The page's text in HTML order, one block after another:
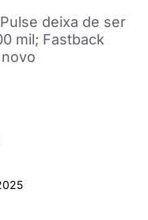
deixa de ser
mil; Fastback